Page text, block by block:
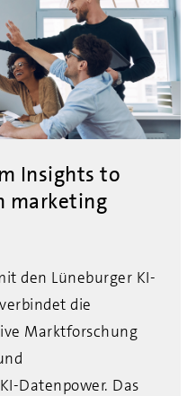
Insights to
marketing
den Lüneburger KI-
die
Marktforschung
Datenpower. Das